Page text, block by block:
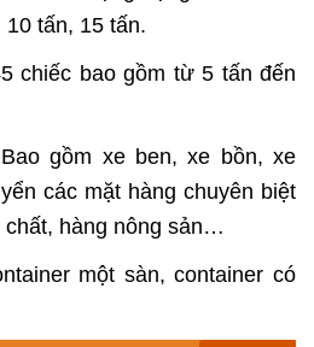
tấn, 15 tấn.
chiếc bao gồm từ 5 tấn đến
gồm xe ben, xe bồn, xe
các mặt hàng chuyên biệt
hàng nông sản…
một sàn, container có